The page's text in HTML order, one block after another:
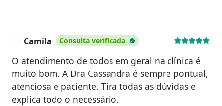
Camila Consulta verificada
O atendimento de todos em geral na clínica é
muito bom. A Dra Cassandra é sempre pontual,
atenciosa e paciente. Tira todas as dúvidas e
explica todo o necessário.